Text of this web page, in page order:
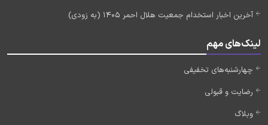
آخرین اخبار استخدام جمعیت هلال احمر 1405 (به زودی)
لینک‌های مهم
چهارشنبه‌های تخفیفی
رضایت و قبولی
وبلاگ